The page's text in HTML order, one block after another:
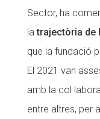
Sector, ha
latrajectòria de
que la fundació
El 2021 van
amb la
entre altres, per
Treballa amb
Treballa amb